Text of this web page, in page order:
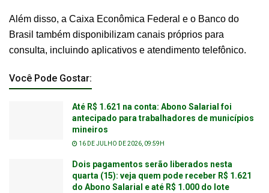
Além disso, a Caixa Econômica Federal e o Banco do
Brasil também disponibilizam canais próprios para
consulta, incluindo aplicativos e atendimento telefônico.
Você Pode Gostar:
Até R$ 1.621 na conta: Abono Salarial foi
antecipado para trabalhadores de municípios
mineiros
16 DE JULHO DE 2026, 09:59H
Dois pagamentos serão liberados nesta
quarta (15): veja quem pode receber R$ 1.621
do Abono Salarial e até R$ 1.000 do lote